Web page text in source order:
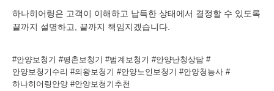
하나히어링은 고객이 이해하고 납득한 상태에서 결정할 수 있도록
끝까지 설명하고, 끝까지 책임지겠습니다.
#안양보청기 #평촌보청기 #범계보청기 #안양난청상담 #
안양보청기수리 #의왕보청기 #안양노인보청기 #안양청능사 #
하나히어링안양 #안양보청기추천